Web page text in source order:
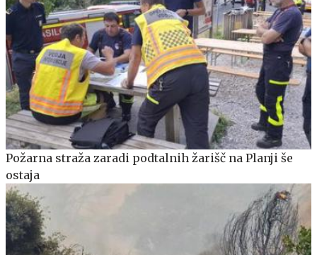
Požarna straža zaradi podtalnih žarišč na Planji še
ostaja